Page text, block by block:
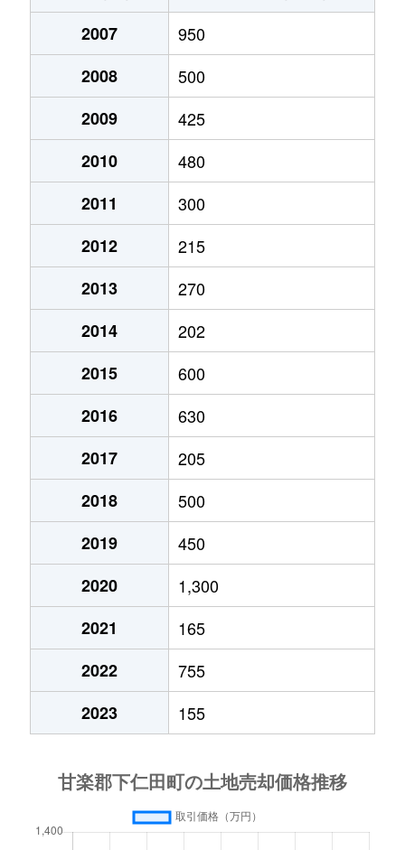
2007
950
2008
500
2009
425
2010
480
2011
300
2012
215
2013
270
2014
202
2015
600
2016
630
2017
205
2018
500
2019
450
2020
1,300
2021
165
2022
755
2023
155